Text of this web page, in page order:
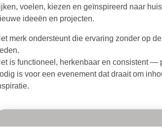
voelen, kiezen en geïnspireerd naar
ideeën en projecten.
merk ondersteunt die ervaring zonder op
is functioneel, herkenbaar en consistent —
is voor een evenement dat draait om